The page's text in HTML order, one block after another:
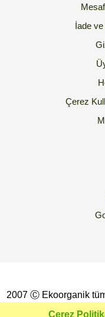
İade
Çerez
Çerez
2007 Ⓒ Ekoorganik
İzinsiz